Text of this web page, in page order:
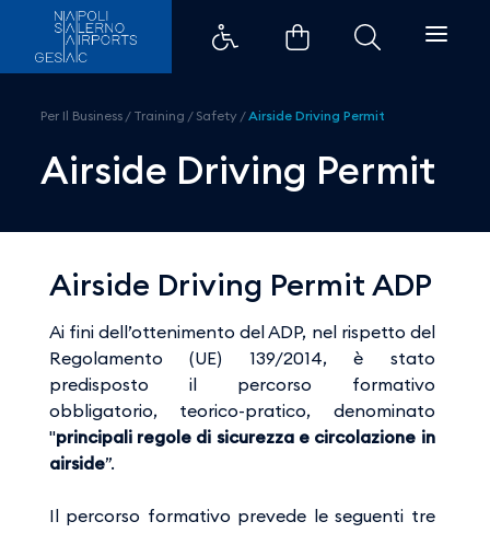
Airside Driving Permit -
Per Il Business / Training / Safety /Airside Driving Permit
Airside Driving Permit
Airside Driving Permit ADP
Ai fini dell’ottenimento del ADP, nel rispetto del
Regolamento (UE) 139/2014, è stato
predisposto il percorso formativo
obbligatorio, teorico-pratico, denominato
"principali regole di sicurezza e circolazione in
airside”.
Il percorso formativo prevede le seguenti tre